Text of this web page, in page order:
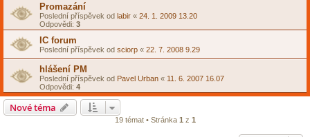
Promazání
Poslední příspěvek od labir « 24. 1. 2009 13.20
Odpovědi: 3
IC forum
Poslední příspěvek od sciorp « 22. 7. 2008 9.29
hlášení PM
Poslední příspěvek od Pavel Urban « 11. 6. 2007 16.07
Odpovědi: 4
Nové téma
19 témat • Stránka 1 z 1